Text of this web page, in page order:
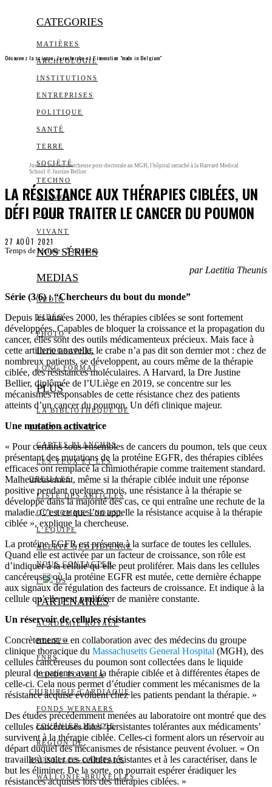
CATEGORIES
MATIÈRES
ARCHEOLOGIE
INSTITUTIONS
ENTREPRISES
POLITIQUE
SANTÉ
TERRE
SOCIÉTÉ
TECHNO
COSMOS
SMILE
VIVANT
NOS SÉRIES
MEDIAS
AUDIO
VIDÉO
PHOTO
INFOGRAPHIE
LONG FORMAT
PLUS
LA BIBLIOTHÈQUE DE
DAILY SCIENCE
CARTES BLANCHES
LES YEUX ET LES
OREILLES
LISTE DES ARTICLES
QUI SOMMES-NOUS?
L’ÉQUIPE
ALERTE QUOTIDIENNE
NOUS CONTACTER
I DS
PARTENAIRES
ACADÉMIE ROYALE
BELSPO
FNRS
FONDS POUR LA
CHIRURGIE CARDIAQUE
FONDS WERNAERS
FOURNIER-MAJOIE
RÉGION DE
BRUXELLES-CAPITALE
WALLONIE-BRUXELLES
Découvrez la science, la recherche et l’innovation "made in Belgium"
Justine Bellier, chercheuse post-doctorale au MGH, l'hôpital rattaché à la Harvard Medical
School © Justine Bellier
LA RÉSISTANCE AUX THÉRAPIES CIBLÉES, UN
DÉFI POUR TRAITER LE CANCER DU POUMON
27 AOÛT 2021
Temps de lecture :5 minutes
par Laetitia Theunis
Série (3/6) : “Chercheurs du bout du monde”
Depuis les années 2000, les thérapies ciblées se sont fortement
développées. Capables de bloquer la croissance et la propagation du
cancer, elles sont des outils médicamenteux précieux. Mais face à
cette artillerie nouvelle, le crabe n’a pas dit son dernier mot : chez de
nombreux patients, se développent, au cours même de la thérapie
ciblée, des résistances moléculaires. A Harvard, la Dre Justine
Bellier, diplômée de l’ULiège en 2019, se concentre sur les
mécanismes responsables de cette résistance chez des patients
atteints d’un cancer du poumon. Un défi clinique majeur.
Une mutation activatrice
« Pour certains sous-ensembles de cancers du poumon, tels que ceux
présentant des mutations de la protéine EGFR, des thérapies ciblées
efficaces ont remplacé la chimiothérapie comme traitement standard.
Malheureusement, même si la thérapie ciblée induit une réponse
positive pendant quelques mois, une résistance à la thérapie se
développe dans la majorité des cas, ce qui entraîne une rechute de la
maladie. C’est ce que l’on appelle la résistance acquise à la thérapie
ciblée », explique la chercheuse.
La protéine EGFR est présente à la surface de toutes les cellules.
Quand elle est activée par un facteur de croissance, son rôle est
d’indiquer à la cellule qu’elle peut proliférer. Mais dans les cellules
cancéreuses où la protéine EGFR est mutée, cette dernière échappe
aux signaux de régulation des facteurs de croissance. Et indique à la
cellule qu’elle peut proliférer de manière constante.
Un réservoir de cellules résistantes
Concrètement, « en collaboration avec des médecins du groupe
clinique thoracique du Massachusetts General Hospital (MGH), des
cellules cancéreuses du poumon sont collectées dans le liquide
pleural de patients avant la thérapie ciblée et à différentes étapes de
celle-ci. Cela nous permet d’étudier comment les mécanismes de la
résistance acquise évoluent chez les patients pendant la thérapie. »
Des études précédemment menées au laboratoire ont montré que des
cellules cancéreuses dites ‘persistantes tolérantes aux médicaments’
survivent à la thérapie ciblée. Celles-ci forment alors un réservoir au
départ duquel des mécanismes de résistance peuvent évoluer. « On
travaille à isoler ces cellules résistantes et à les caractériser, dans le
but les éliminer. De la sorte, on pourrait espérer éradiquer les
résistances acquises lors des thérapies ciblées. »